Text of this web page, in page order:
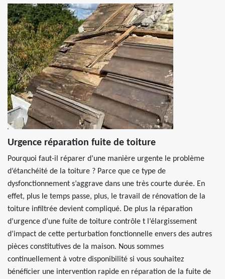
Urgence réparation fuite de toiture
Pourquoi faut-il réparer d’une manière urgente le problème
d’étanchéité de la toiture ? Parce que ce type de
dysfonctionnement s’aggrave dans une très courte durée. En
effet, plus le temps passe, plus, le travail de rénovation de la
toiture infiltrée devient compliqué. De plus la réparation
d’urgence d’une fuite de toiture contrôle t l’élargissement
d’impact de cette perturbation fonctionnelle envers des autres
pièces constitutives de la maison. Nous sommes
continuellement à votre disponibilité si vous souhaitez
bénéficier une intervention rapide en réparation de la fuite de